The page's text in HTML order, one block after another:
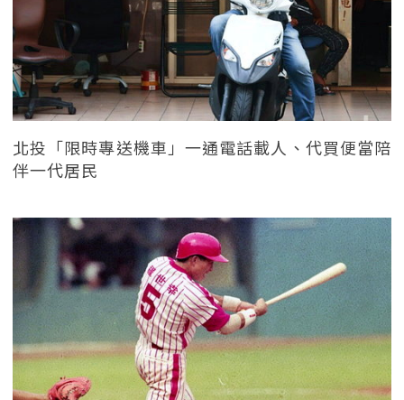
北投「限時專送機車」一通電話載人、代買便當陪
伴一代居民